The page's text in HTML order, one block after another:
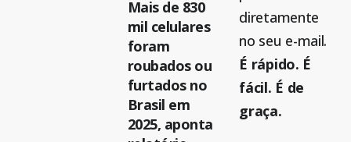
Mais de 830
mil celulares
foram
roubados ou
furtados no
Brasil em
2025, aponta
diretamente
no seu e-mail.
É rápido. É
fácil. É de
graça.